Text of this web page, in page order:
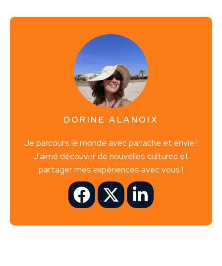
DORINE ALANOIX
Je parcours le monde avec panache et envie !
J'aime découvrir de nouvelles cultures et
partager mes expériences avec vous !